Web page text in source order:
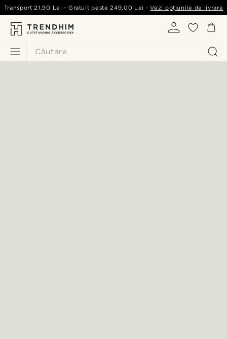
Căutare
Transport 21,90 Lei - Gratuit peste249,00 Lei -Vezi opțiunile de livrare